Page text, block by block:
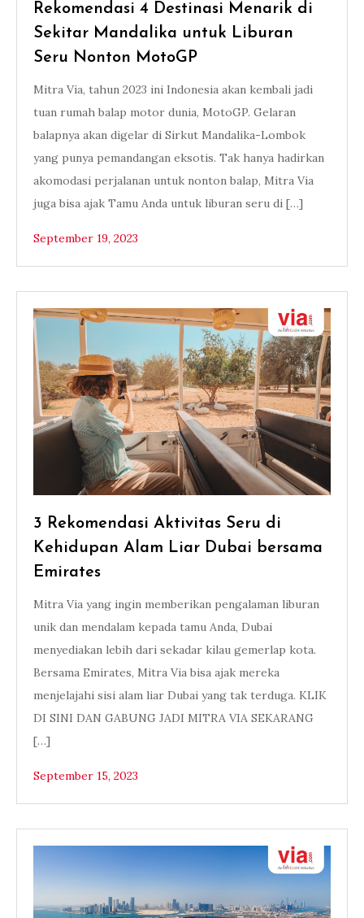
Rekomendasi 4 Destinasi Menarik di
Sekitar Mandalika untuk Liburan
Seru Nonton MotoGP
Mitra Via, tahun 2023 ini Indonesia akan kembali jadi
tuan rumah balap motor dunia, MotoGP. Gelaran
balapnya akan digelar di Sirkut Mandalika-Lombok
yang punya pemandangan eksotis. Tak hanya hadirkan
akomodasi perjalanan untuk nonton balap, Mitra Via
juga bisa ajak Tamu Anda untuk liburan seru di […]
September 19, 2023
3 Rekomendasi Aktivitas Seru di
Kehidupan Alam Liar Dubai bersama
Emirates
Mitra Via yang ingin memberikan pengalaman liburan
unik dan mendalam kepada tamu Anda, Dubai
menyediakan lebih dari sekadar kilau gemerlap kota.
Bersama Emirates, Mitra Via bisa ajak mereka
menjelajahi sisi alam liar Dubai yang tak terduga. KLIK
DI SINI DAN GABUNG JADI MITRA VIA SEKARANG
[…]
September 15, 2023